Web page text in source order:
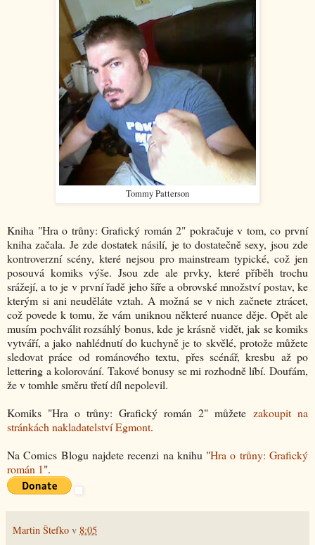
Tommy Patterson
Kniha "Hra o trůny: Grafický román 2" pokračuje v tom, co první
kniha začala. Je zde dostatek násilí, je to dostatečně sexy, jsou zde
kontroverzní scény, které nejsou pro mainstream typické, což jen
posouvá komiks výše. Jsou zde ale prvky, které příběh trochu
srážejí, a to je v první řadě jeho šíře a obrovské množství postav, ke
kterým si ani neuděláte vztah. A možná se v nich začnete ztrácet,
což povede k tomu, že vám uniknou některé nuance děje. Opět ale
musím pochválit rozsáhlý bonus, kde je krásně vidět, jak se komiks
vytváří, a jako nahlédnutí do kuchyně je to skvělé, protože můžete
sledovat práce od románového textu, přes scénář, kresbu až po
lettering a kolorování. Takové bonusy se mi rozhodně líbí. Doufám,
že v tomhle směru třetí díl nepolevil.
Komiks "Hra o trůny: Grafický román 2" můžete zakoupit na
stránkách nakladatelství Egmont.
Na Comics Blogu najdete recenzi na knihu "Hra o trůny: Grafický
román 1".
Martin Štefko v 8:05